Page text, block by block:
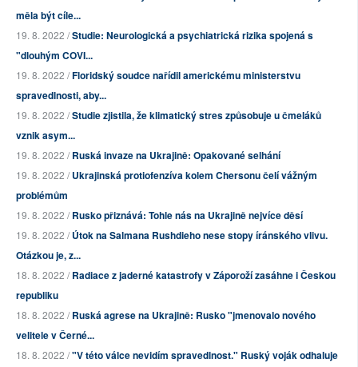
měla být cíle...
19. 8. 2022 /Studie: Neurologická a psychiatrická rizika spojená s
"dlouhým COVI...
19. 8. 2022 /Floridský soudce nařídil americkému ministerstvu
spravedlnosti, aby...
19. 8. 2022 /Studie zjistila, že klimatický stres způsobuje u čmeláků
vznik asym...
19. 8. 2022 /Ruská invaze na Ukrajině: Opakované selhání
19. 8. 2022 /Ukrajinská protiofenzíva kolem Chersonu čelí vážným
problémům
19. 8. 2022 /Rusko přiznává: Tohle nás na Ukrajině nejvíce děsí
19. 8. 2022 /Útok na Salmana Rushdieho nese stopy íránského vlivu.
Otázkou je, z...
18. 8. 2022 /Radiace z jaderné katastrofy v Záporoží zasáhne i Českou
republiku
18. 8. 2022 /Ruská agrese na Ukrajině: Rusko "jmenovalo nového
velitele v Černé...
18. 8. 2022 /"V této válce nevidím spravedlnost." Ruský voják odhaluje